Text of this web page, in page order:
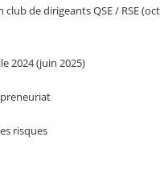
club de dirigeants QSE / RSE
2024 (juin 2025)
risques